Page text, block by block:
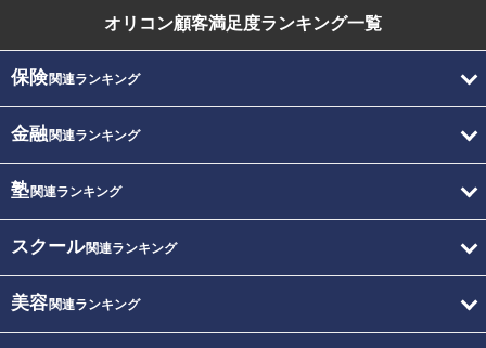
オリコン顧客満足度ランキング一覧
保険関連ランキング
金融関連ランキング
塾関連ランキング
スクール関連ランキング
美容関連ランキング